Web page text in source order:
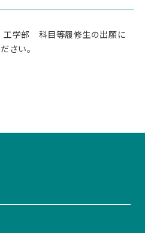
学部 科目等履修生の出願に
さい。